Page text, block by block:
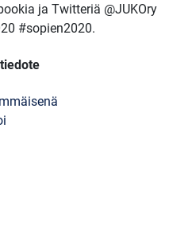
ja Twitteriä @JUKOry
#sopien2020.